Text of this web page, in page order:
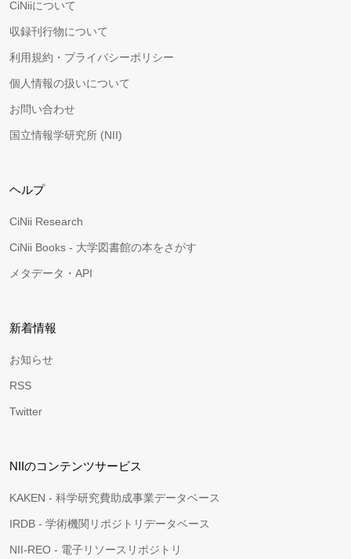
CiNiiについて
収録刊行物について
利用規約・プライバシーポリシー
個人情報の扱いについて
お問い合わせ
国立情報学研究所 (NII)
ヘルプ
CiNii Research
CiNii Books - 大学図書館の本をさがす
メタデータ・API
新着情報
お知らせ
RSS
Twitter
NIIのコンテンツサービス
KAKEN - 科学研究費助成事業データベース
IRDB - 学術機関リポジトリデータベース
NII-REO - 電子リソースリポジトリ